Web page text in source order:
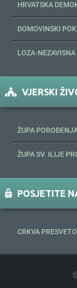
HRVATSKA
DOMOVINSKI
LOZA-
VJERSKI
ŽUPA
ŽUPA SV. ILIJE
POSJETITE
CRKVA